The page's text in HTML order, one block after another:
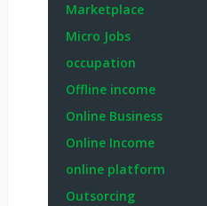
Marketplace
Micro Jobs
occupation
Offline income
Online Business
Online Income
online platform
Outsorcing